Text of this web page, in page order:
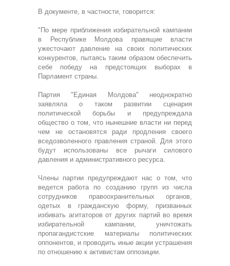
В документе, в частности, говорится:
"По мере приближения избирательной кампании
в Республике Молдова правящие власти
ужесточают давление на своих политических
конкурентов, пытаясь таким образом обеспечить
себе победу на предстоящих выборах в
Парламент страны.
Партия "Единая Молдова" неоднократно
заявляла о таком развитии сценария
политической борьбы и предупреждала
общество о том, что нынешние власти ни перед
чем не остановятся ради продления своего
вседозволенного правления страной. Для этого
будут использованы все рычаги силового
давления и административного ресурса.
Члены партии предупреждают нас о том, что
ведется работа по созданию групп из числа
сотрудников правоохранительных органов,
одетых в гражданскую форму, призванных
избивать агитаторов от других партий во время
избирательной кампании, уничтожать
пропагандистские материалы политических
оппонентов, и проводить иные акции устрашения
по отношению к активистам оппозиции.